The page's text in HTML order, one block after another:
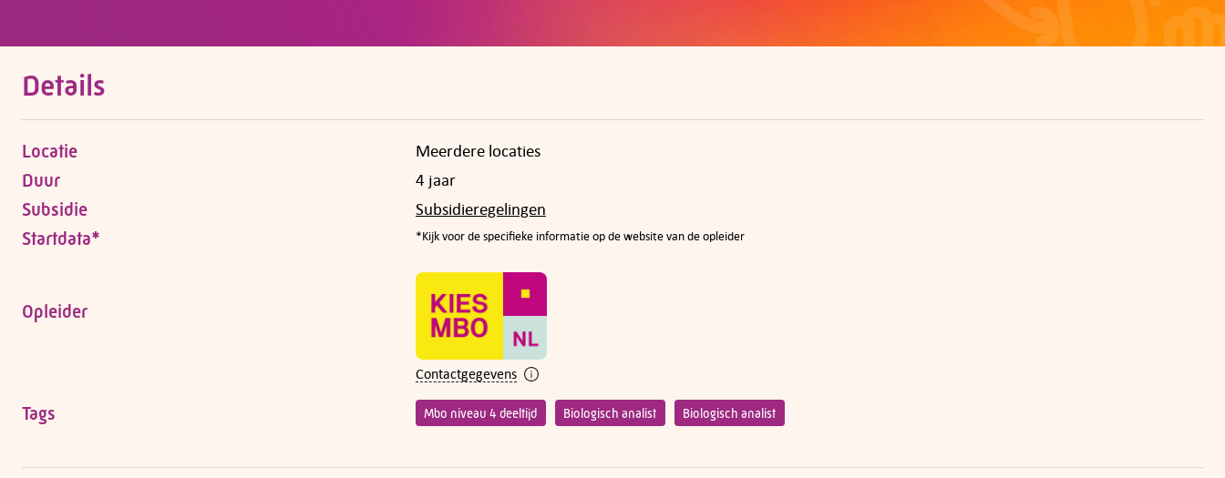
Details
Locatie Meerdere locaties
Duur 4 jaar
Subsidie Subsidieregelingen
Startdata* *Kijk voor de specifieke informatie op de website van de opleider
Opleider
Contactgegevens
Tags Mbo niveau 4 deeltijd Biologisch analist Biologisch analist